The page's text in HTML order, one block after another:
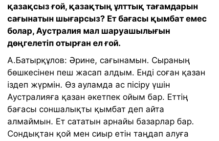
қазақсыз ғой, қазақтың ұлттық тағамдарын
сағынатын шығарсыз? Ет бағасы қымбат емес
болар, Аустралия мал шаруашылығын
дөңгелетіп отырған ел ғой.
А.Батырқұлов: Әрине, сағынамын. Сыраның
бөшкесінен пеш жасап алдым. Енді соған қазан
іздеп жүрмін. Өз ауламда ас пісіру үшін
Аустралияға қазан әкетпек ойым бар. Еттің
бағасы соншалықты қымбат деп айта
алмаймын. Ет сататын арнайы базарлар бар.
Сондықтан қой мен сиыр етін таңдап алуға